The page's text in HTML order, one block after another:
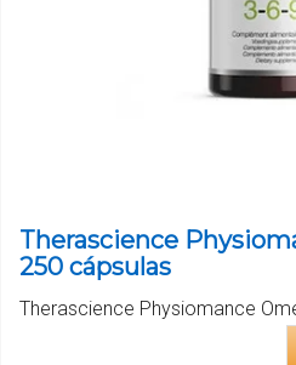
Therascience
250 cápsulas
Therascience Physiomance